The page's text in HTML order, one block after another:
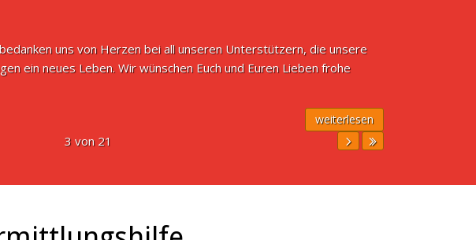
uns von Herzen bei all unseren Unterstützern, die unsere
ein neues Leben. Wir wünschen Euch und Euren Lieben frohe
weiterlesen
3 von 21